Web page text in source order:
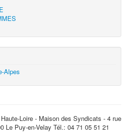
Alpes
Loire - Maison des Syndicats - 4 rue
Le Puy-en-Velay Tél.: 04 71 05 51 21